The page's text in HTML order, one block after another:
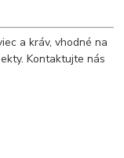
a kráv, vhodné na
Kontaktujte nás